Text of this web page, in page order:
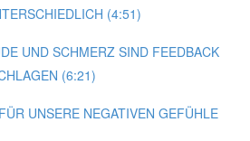
(4:51)
UND SCHMERZ SIND FEEDBACK
(6:21)
UNSERE NEGATIVEN GEFÜHLE